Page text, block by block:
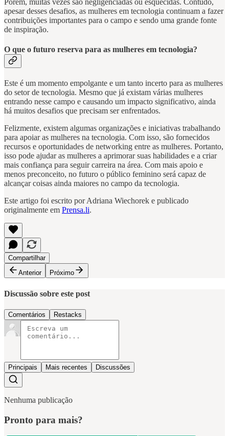
Porém, muitas vezes são negligenciadas ou esquecidas. Contudo,
apesar desses desafios, as mulheres em tecnologia continuam a fazer
contribuições importantes para o campo e sendo uma grande fonte
de inspiração.
O que o futuro reserva para as mulheres em tecnologia?
Este é um momento empolgante e um tanto incerto para as mulheres
do setor de tecnologia. Mesmo que já existam várias mulheres
entrando nesse campo e causando um impacto significativo, ainda
há muitos desafios que precisam ser enfrentados.
Felizmente, existem algumas organizações e iniciativas trabalhando
para apoiar as mulheres na tecnologia. Com isso, são fornecidos
recursos e oportunidades de networking entre as mulheres. Portanto,
isso pode ajudar as mulheres a aprimorar suas habilidades e a criar
mais confiança para seguir carreira na área. Com mais apoio e
menos preconceito, no futuro o público feminino será capaz de
alcançar coisas ainda maiores no campo da tecnologia.
Este artigo foi escrito por Adriana Wiechorek e publicado
originalmente em Prensa.li.
Compartilhar
Anterior
Próximo
Discussão sobre este post
Comentários Restacks
Principais Mais recentes Discussões
Nenhuma publicação
Pronto para mais?